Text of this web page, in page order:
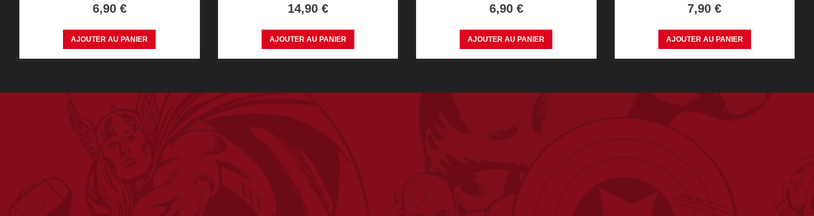
Prix
6,90 €
AJOUTER AU PANIER
Prix
14,90 €
AJOUTER AU PANIER
Prix
6,90 €
AJOUTER AU PANIER
Prix
7,90 €
AJOUTER AU PANIER